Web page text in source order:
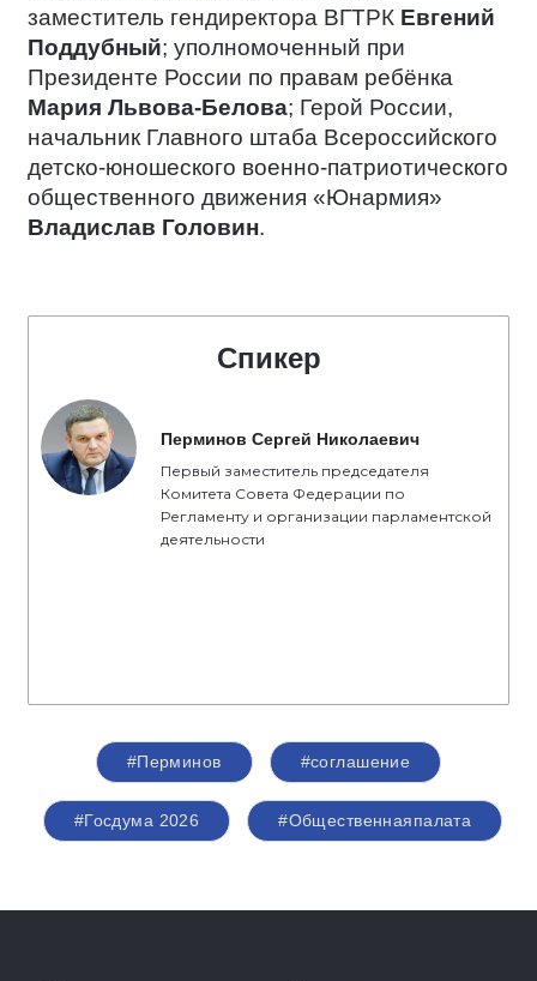
заместитель гендиректора ВГТРК Евгений
Поддубный; уполномоченный при
Президенте России по правам ребёнка
Мария Львова-Белова; Герой России,
начальник Главного штаба Всероссийского
детско-юношеского военно-патриотического
общественного движения «Юнармия»
Владислав Головин.
Спикер
Перминов Сергей Николаевич
Первый заместитель председателя
Комитета Совета Федерации по
Регламенту и организации парламентской
деятельности
#Перминов #соглашение
#Госдума 2026 #Общественнаяпалата